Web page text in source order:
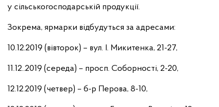
у сільськогосподарській продукції.
Зокрема, ярмарки відбудуться за адресами:
10.12.2019 (вівторок) – вул. І. Микитенка, 21-27,
11.12..2019 (середа) – просп. Соборності, 2-20,
12.12.2019 (четвер) – б-р Перова, 8-10,